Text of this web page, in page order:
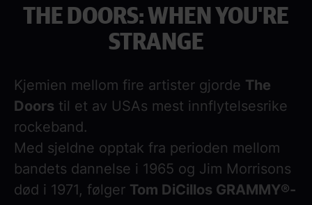
THE DOORS: WHEN YOU'RE
STRANGE
Kjemien mellom fire artister gjorde The
Doors til et av USAs mest innflytelsesrike
rockeband.
Med sjeldne opptak fra perioden mellom
bandets dannelse i 1965 og Jim Morrisons
død i 1971, følger Tom DiCillos GRAMMY®-